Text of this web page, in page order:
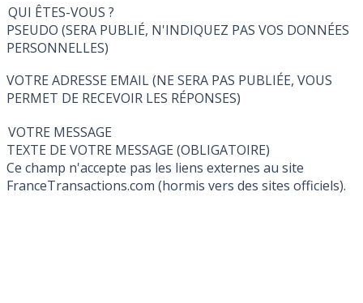
QUI ÊTES-VOUS ?
PSEUDO (SERA PUBLIÉ, N'INDIQUEZ PAS VOS DONNÉES
PERSONNELLES)
VOTRE ADRESSE EMAIL (NE SERA PAS PUBLIÉE, VOUS
PERMET DE RECEVOIR LES RÉPONSES)
VOTRE MESSAGE
TEXTE DE VOTRE MESSAGE (OBLIGATOIRE)
Ce champ n'accepte pas les liens externes au site
FranceTransactions.com (hormis vers des sites officiels).